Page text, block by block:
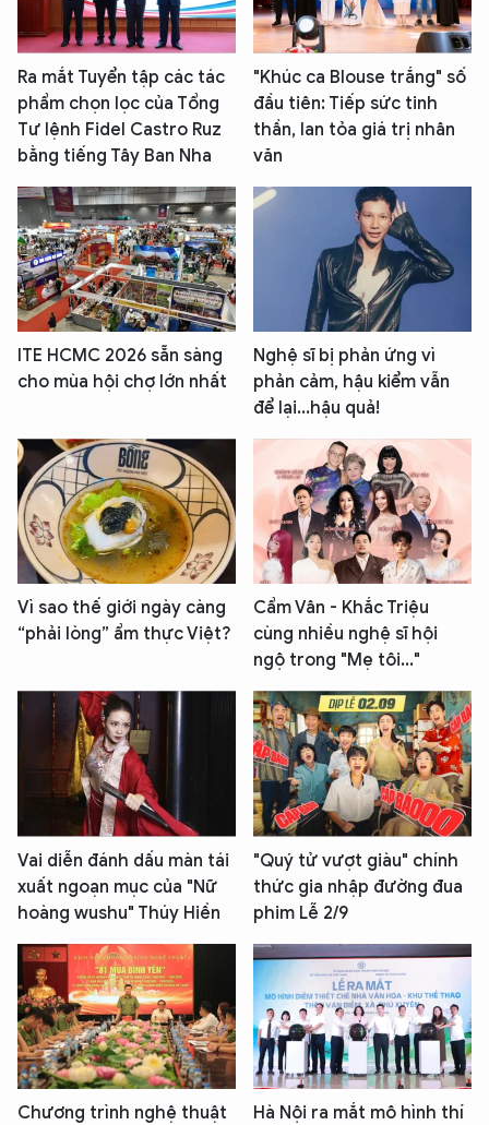
Ra mắt Tuyển tập các tác
phẩm chọn lọc của Tổng
Tư lệnh Fidel Castro Ruz
bằng tiếng Tây Ban Nha
"Khúc ca Blouse trắng" số
đầu tiên: Tiếp sức tinh
thần, lan tỏa giá trị nhân
văn
ITE HCMC 2026 sẵn sàng
cho mùa hội chợ lớn nhất
Nghệ sĩ bị phản ứng vì
phản cảm, hậu kiểm vẫn
để lại...hậu quả!
Vì sao thế giới ngày càng
“phải lòng” ẩm thực Việt?
Cẩm Vân - Khắc Triệu
cùng nhiều nghệ sĩ hội
ngộ trong "Mẹ tôi..."
Vai diễn đánh dấu màn tái
xuất ngoạn mục của "Nữ
hoàng wushu" Thúy Hiền
"Quý tử vượt giàu" chính
thức gia nhập đường đua
phim Lễ 2/9
Chương trình nghệ thuật
Hà Nội ra mắt mô hình thí